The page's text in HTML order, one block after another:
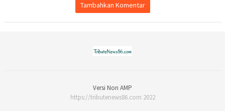
Tambahkan Komentar
Versi Non AMP
https://tributenews86.com 2022